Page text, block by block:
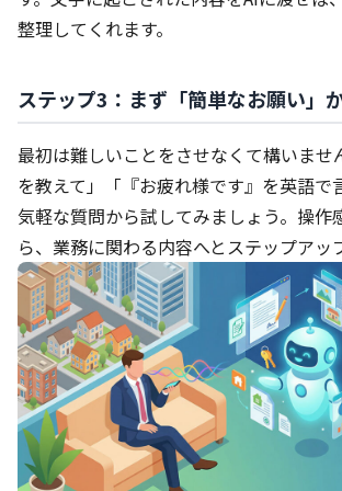
整理してくれます。
ステップ3：まず「簡単なお願い」
最初は難しいことをさせなくて構いませ
を教えて」「『お疲れ様です』を英語で
気軽な質問から試してみましょう。操作
ら、業務に関わる内容へとステップアッ